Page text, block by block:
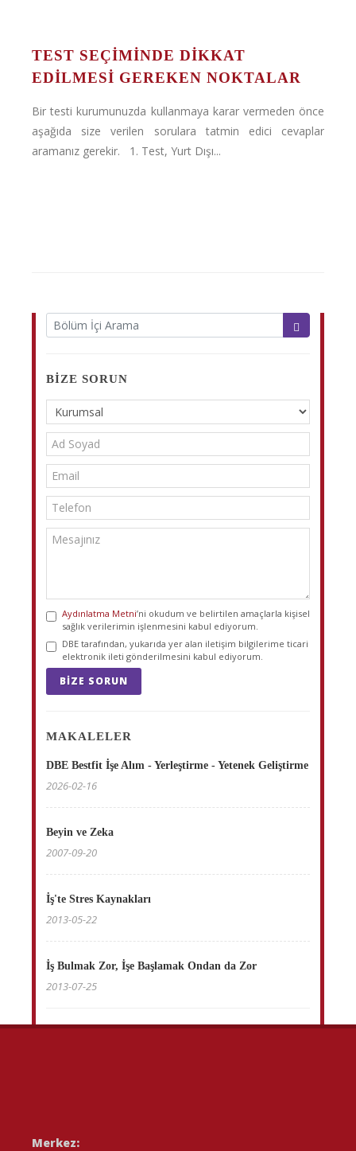
TEST SEÇIMINDE DIKKAT
EDILMESI GEREKEN NOKTALAR
Bir testi kurumunuzda kullanmaya karar vermeden önce
aşağıda size verilen sorulara tatmin edici cevaplar
aramanız gerekir. 1. Test, Yurt Dışı...
BIZE SORUN
Aydınlatma Metni’ni okudum ve belirtilen amaçlarla kişisel
sağlık verilerimin işlenmesini kabul ediyorum.
DBE tarafından, yukarıda yer alan iletişim bilgilerime ticari
elektronik ileti gönderilmesini kabul ediyorum.
BIZE SORUN
MAKALELER
DBE Bestfit İşe Alım - Yerleştirme - Yetenek Geliştirme
2026-02-16
Beyin ve Zeka
2007-09-20
İş'te Stres Kaynakları
2013-05-22
İş Bulmak Zor, İşe Başlamak Ondan da Zor
2013-07-25
Merkez: